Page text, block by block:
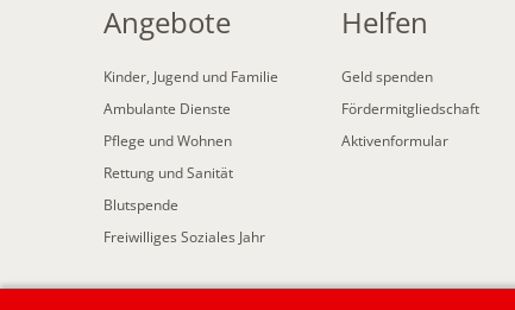
Angebote
Kinder, Jugend und Familie
Ambulante Dienste
Pflege und Wohnen
Rettung und Sanität
Blutspende
Freiwilliges Soziales Jahr
Helfen
Geld spenden
Fördermitgliedschaft
Aktivenformular